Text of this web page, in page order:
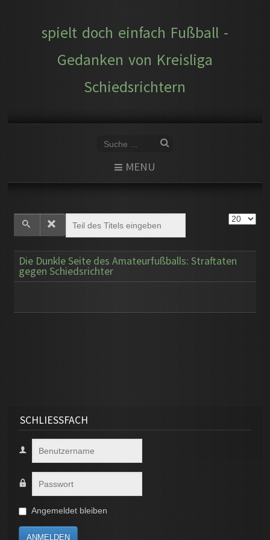
spielt doch einfach Fußball -
Gedanken von Kreisliga
Schiedsrichtern
MENU
Die Dunkle Seite des Amateurfußballs: Straftaten
gegen Schiedsrichter
SCHLIESSFACH
Angemeldet bleiben
ANMELDEN